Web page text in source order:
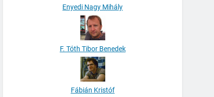
Enyedi Nagy Mihály
F. Tóth Tibor Benedek
Fábián Kristóf